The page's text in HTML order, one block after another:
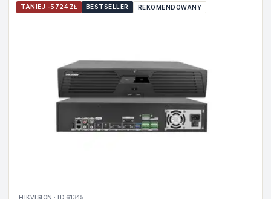
TANIEJ -5724 ZŁ BESTSELLER REKOMENDOWANY
HIKVISION · ID 61345